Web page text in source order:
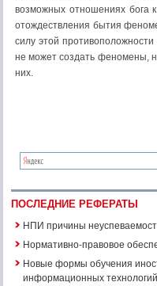
возможных отношениях бога
отождествления бытия
силу этой
не может создать феномены,
них.
ПОСЛЕДНИЕ РЕФЕРАТЫ
НПИ причины
Нормативно-правовое
Новые формы обучения
информационных технологий